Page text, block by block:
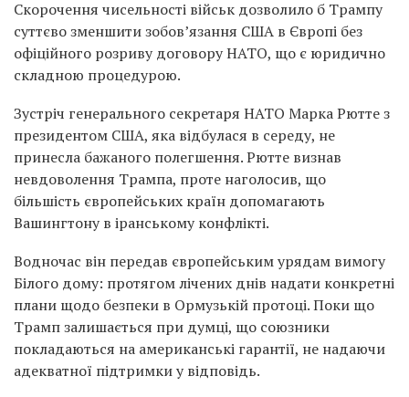
Скорочення чисельності військ дозволило б Трампу
суттєво зменшити зобов’язання США в Європі без
офіційного розриву договору НАТО, що є юридично
складною процедурою.
Зустріч генерального секретаря НАТО Марка Рютте з
президентом США, яка відбулася в середу, не
принесла бажаного полегшення. Рютте визнав
невдоволення Трампа, проте наголосив, що
більшість європейських країн допомагають
Вашингтону в іранському конфлікті.
Водночас він передав європейським урядам вимогу
Білого дому: протягом лічених днів надати конкретні
плани щодо безпеки в Ормузькій протоці. Поки що
Трамп залишається при думці, що союзники
покладаються на американські гарантії, не надаючи
адекватної підтримки у відповідь.